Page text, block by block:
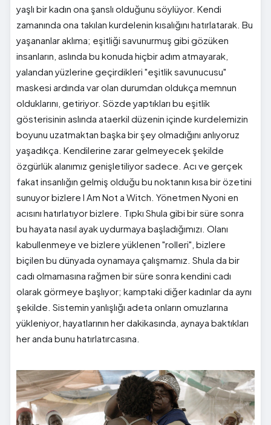
yaşlı bir kadın ona şanslı olduğunu söylüyor. Kendi
zamanında ona takılan kurdelenin kısalığını hatırlatarak. Bu
yaşananlar aklıma; eşitliği savunurmuş gibi gözüken
insanların, aslında bu konuda hiçbir adım atmayarak,
yalandan yüzlerine geçirdikleri "eşitlik savunucusu"
maskesi ardında var olan durumdan oldukça memnun
olduklarını, getiriyor. Sözde yaptıkları bu eşitlik
gösterisinin aslında ataerkil düzenin içinde kurdelemizin
boyunu uzatmaktan başka bir şey olmadığını anlıyoruz
yaşadıkça. Kendilerine zarar gelmeyecek şekilde
özgürlük alanımız genişletiliyor sadece. Acı ve gerçek
fakat insanlığın gelmiş olduğu bu noktanın kısa bir özetini
sunuyor bizlere I Am Not a Witch. Yönetmen Nyoni en
acısını hatırlatıyor bizlere. Tıpkı Shula gibi bir süre sonra
bu hayata nasıl ayak uydurmaya başladığımızı. Olanı
kabullenmeye ve bizlere yüklenen "rolleri", bizlere
biçilen bu dünyada oynamaya çalışmamız. Shula da bir
cadı olmamasına rağmen bir süre sonra kendini cadı
olarak görmeye başlıyor; kamptaki diğer kadınlar da aynı
şekilde. Sistemin yanlışlığı adeta onların omuzlarına
yükleniyor, hayatlarının her dakikasında, aynaya baktıkları
her anda bunu hatırlatırcasına.